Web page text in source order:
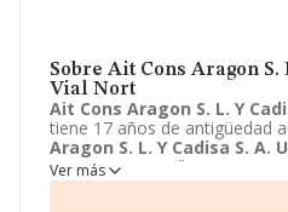
Sobre Ait Cons Aragon S.
Vial Nort
Ait Cons Aragon S. L. Y
tiene 17 años de antigüedad
Aragon S. L. Y Cadisa S. A.
encuentra en Calle Francisco
actividad CNAE está incluida
Ver más